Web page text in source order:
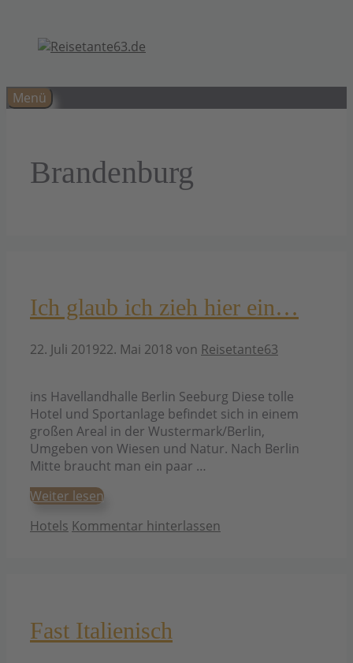
springen
Menü
Brandenburg
Ich glaub ich zieh hier ein…
22. Juli 201922. Mai 2018 von Reisetante63
ins Havellandhalle Berlin Seeburg Diese tolle
Hotel und Sportanlage befindet sich in einem
großen Areal in der Wustermark/Berlin,
Umgeben von Wiesen und Natur. Nach Berlin
Mitte braucht man ein paar …
Weiter lesen
Kategorien
Hotels Kommentar hinterlassen
Fast Italienisch